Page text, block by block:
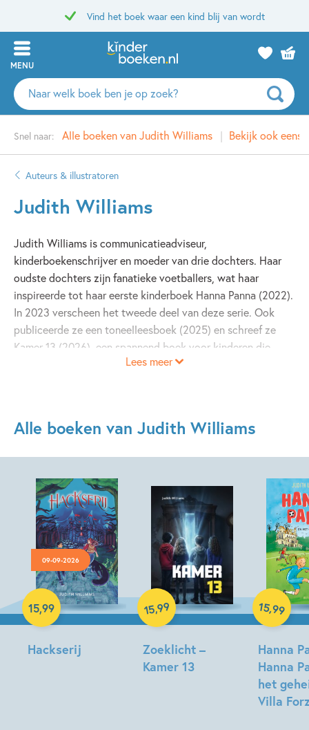
Vind het boek waar een kind blij van wordt
MENU
Zoeken
naar
auteurs
en
uitgevers
Snel naar: Alle boeken van Judith Williams Bekijk ook eens
Auteurs & illustratoren
Judith Williams
Judith Williams is communicatieadviseur,
kinderboekenschrijver en moeder van drie dochters. Haar
oudste dochters zijn fanatieke voetballers, wat haar
inspireerde tot haar eerste kinderboek Hanna Panna (2022).
In 2023 verscheen het tweede deel van deze serie. Ook
publiceerde ze een toneelleesboek (2025) en schreef ze
Kamer 13 (2026), een spannend boek voor kinderen die
lezen niet zo leuk vinden. Voor Hackserij (2026) deed ze
Lees meer
Alle boeken van Judith Williams
09-09-2026
Hackserij
15,99
Hardcover
Zoeklicht –
Kamer 13
15,99
Hardcover
Hanna
Hanna
het
Villa
15,99
Hardcover